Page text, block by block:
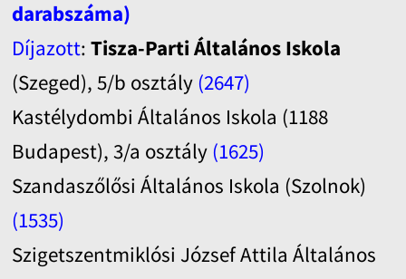
darabszáma)
Díjazott: Tisza-Parti Általános Iskola
(Szeged), 5/b osztály (2647)
Kastélydombi Általános Iskola (1188
Budapest), 3/a osztály (1625)
Szandaszőlősi Általános Iskola (Szolnok)
(1535)
Szigetszentmiklósi József Attila Általános